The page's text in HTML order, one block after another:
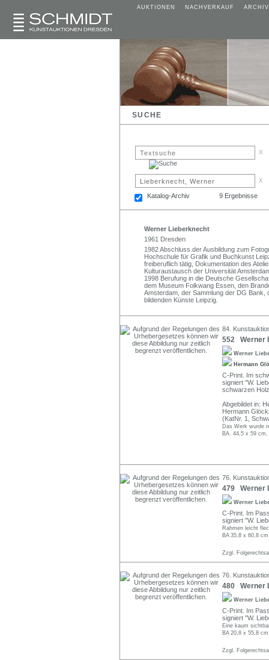
AUKTIONEN NACHVERKAUF ARCHIV
SUCHE
x
x
Katalog-Archiv 9 Ergebnisse
Werner Lieberknecht
1961 Dresden
1982 Abschluss der Ausbildung zum
Hochschule für Grafik und Buchkunst
freiberuflich tätig, Dokumentation des
Kulturaustausch der Universität
1998 Berufung in die Deutsche
dem Museum Folkwang Essen, den
Amsterdam, der Sammlung der DG
bildenden Künste Leipzig.
84.
552 Werner
Werner
Hermann
C-Print. Im
signiert "W.
schwarzen
Abgebildet in:
Hermann
(KatNr. 1,
Das Werk wurde
BA. 44,5 x 59
76.
479 Werner
Werner
C-Print. Im
signiert "W.
Rahmen leicht
BA 35,8 x 60,8
Zzgl.
76.
480 Werner
Werner
C-Print. Im
signiert "W.
Eine kaum
BA 20,8 x 55,8
Zzgl.